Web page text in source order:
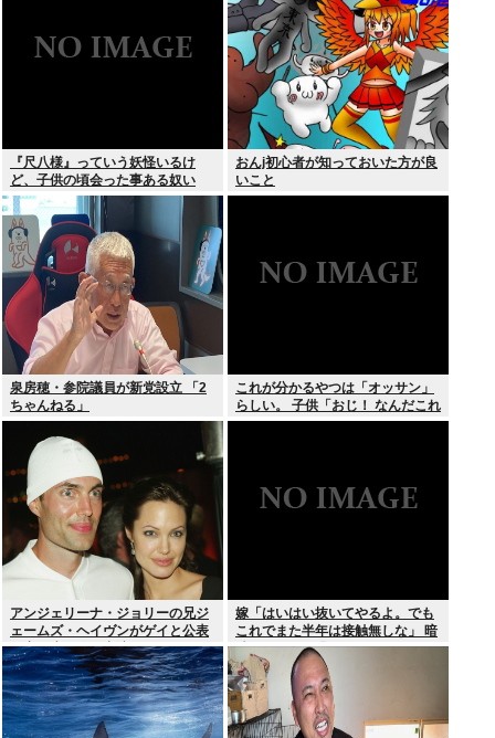
『尺八様』っていう妖怪いるけ
ど、子供の頃会った事ある奴い
る？？
おんj初心者が知っておいた方が良
いこと
泉房穂・参院議員が新党設立 「2
ちゃんねる」
これが分かるやつは「オッサン」
らしい。 子供「おじ！ なんだこれ
は！」
アンジェリーナ・ジョリーの兄ジ
ェームズ・ヘイヴンがゲイと公表
元妻の生配信に出演しカミングア
ウト ヤフコメ「顔見ればわかる」
嫁「はいはい抜いてやるよ。でも
これでまた半年は接触無しな」 暗
黙のこれツラ過ぎるだろ